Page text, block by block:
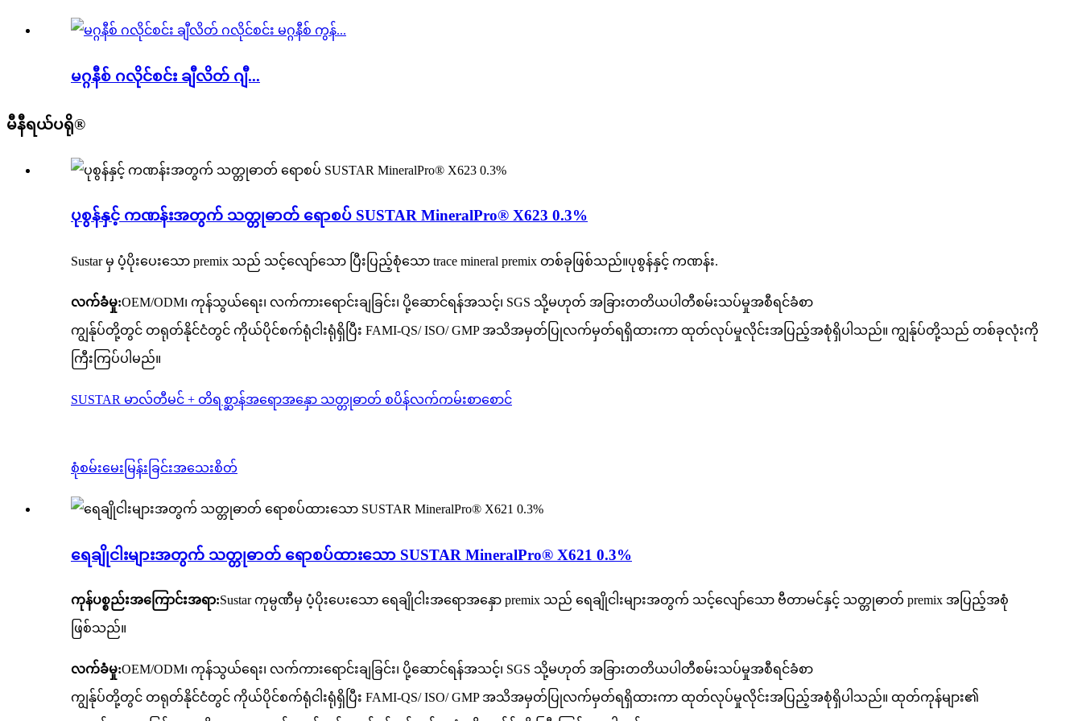
မဂ္ဂနီစ် ဂလိုင်စင်း ချီလိတ် ဂျီ...
မီနီရယ်ပရို®
ပုစွန်နှင့် ကဏန်းအတွက် သတ္တုဓာတ် ရောစပ် SUSTAR MineralPro® X623 0.3%
Sustar မှ ပံ့ပိုးပေးသော premix သည် သင့်လျော်သော ပြီးပြည့်စုံသော trace mineral premix တစ်ခုဖြစ်သည်။ပုစွန်နှင့် ကဏန်း.
လက်ခံမှု:OEM/ODM၊ ကုန်သွယ်ရေး၊ လက်ကားရောင်းချခြင်း၊ ပို့ဆောင်ရန်အသင့်၊ SGS သို့မဟုတ် အခြားတတိယပါတီစမ်းသပ်မှုအစီရင်ခံစာ
ကျွန်ုပ်တို့တွင် တရုတ်နိုင်ငံတွင် ကိုယ်ပိုင်စက်ရုံငါးရုံရှိပြီး FAMI-QS/ ISO/ GMP အသိအမှတ်ပြုလက်မှတ်ရရှိထားကာ ထုတ်လုပ်မှုလိုင်းအပြည့်အစုံရှိပါသည်။ ကျွန်ုပ်တို့သည် တစ်ခုလုံးကို
ကြီးကြပ်ပါမည်။
SUSTAR မာလ်တီမင် + တိရစ္ဆာန်အရောအနှော သတ္တုဓာတ် စပိန်လက်ကမ်းစာစောင်
စုံစမ်းမေးမြန်းခြင်းအသေးစိတ်
ရေချိုငါးများအတွက် သတ္တုဓာတ် ရောစပ်ထားသော SUSTAR MineralPro® X621 0.3%
ကုန်ပစ္စည်းအကြောင်းအရာ:Sustar ကုမ္ပဏီမှ ပံ့ပိုးပေးသော ရေချိုငါးအရောအနှော premix သည် ရေချိုငါးများအတွက် သင့်လျော်သော ဗီတာမင်နှင့် သတ္တုဓာတ် premix အပြည့်အစုံ
ဖြစ်သည်။
လက်ခံမှု:OEM/ODM၊ ကုန်သွယ်ရေး၊ လက်ကားရောင်းချခြင်း၊ ပို့ဆောင်ရန်အသင့်၊ SGS သို့မဟုတ် အခြားတတိယပါတီစမ်းသပ်မှုအစီရင်ခံစာ
ကျွန်ုပ်တို့တွင် တရုတ်နိုင်ငံတွင် ကိုယ်ပိုင်စက်ရုံငါးရုံရှိပြီး FAMI-QS/ ISO/ GMP အသိအမှတ်ပြုလက်မှတ်ရရှိထားကာ ထုတ်လုပ်မှုလိုင်းအပြည့်အစုံရှိပါသည်။ ထုတ်ကုန်များ၏